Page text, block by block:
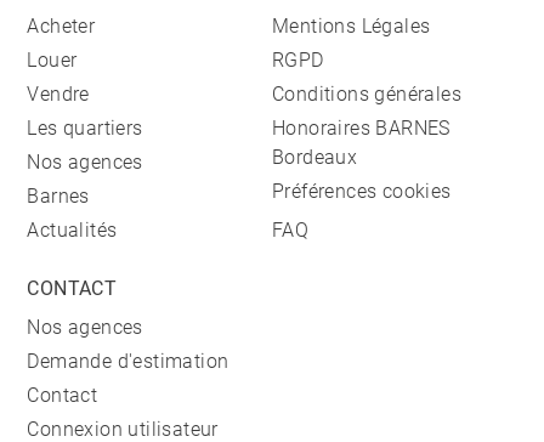
Acheter
Louer
Vendre
Les quartiers
Nos agences
Barnes
Actualités
Mentions Légales
RGPD
Conditions générales
Honoraires BARNES
Bordeaux
Préférences cookies
FAQ
CONTACT
Nos agences
Demande d'estimation
Contact
Connexion utilisateur